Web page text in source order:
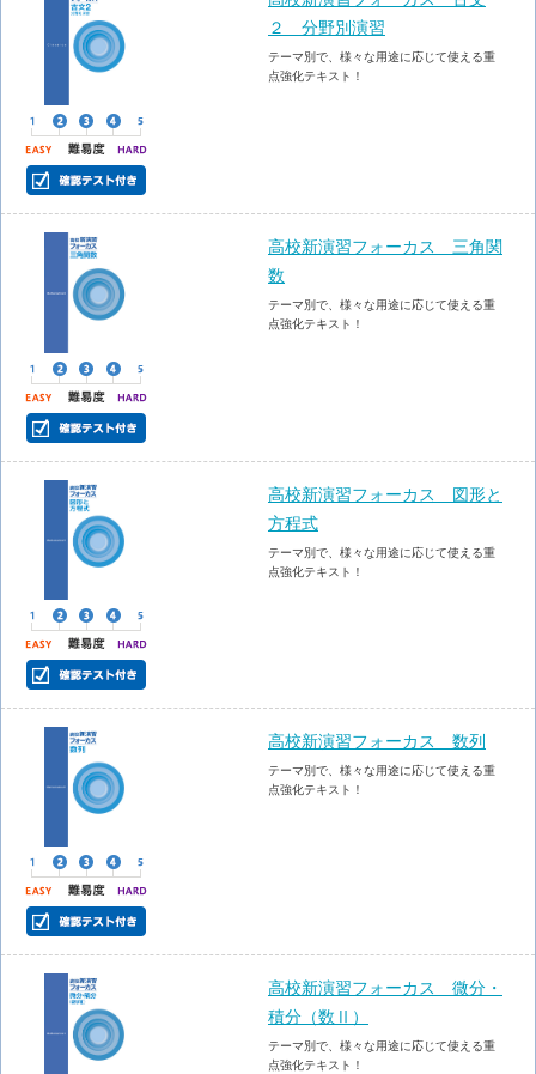
２ 分野別演習
テーマ別で、様々な用途に応じて使える重
点強化テキスト！
高校新演習フォーカス 三角関
数
テーマ別で、様々な用途に応じて使える重
点強化テキスト！
高校新演習フォーカス 図形と
方程式
テーマ別で、様々な用途に応じて使える重
点強化テキスト！
高校新演習フォーカス 数列
テーマ別で、様々な用途に応じて使える重
点強化テキスト！
高校新演習フォーカス 微分・
積分（数Ⅱ）
テーマ別で、様々な用途に応じて使える重
点強化テキスト！